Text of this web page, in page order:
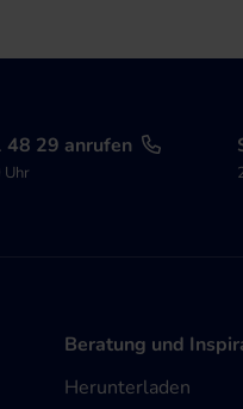
29 anrufen
Beratung und
Herunterladen